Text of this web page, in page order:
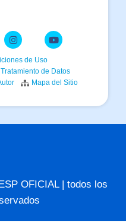
de Uso
de Datos
Mapa del Sitio
OFICIAL | todos los